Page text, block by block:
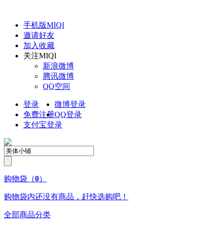
手机版MIQI
邀请好友
加入收藏
关注MIQI
新浪微博
腾讯微博
QQ空间
登录
免费注册
微博登录
QQ登录
支付宝登录
购物袋 （0）
购物袋内还没有商品，赶快选购吧！
全部商品分类